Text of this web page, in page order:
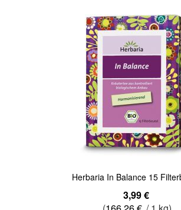
Herbaria In Balance 15
3,99 €